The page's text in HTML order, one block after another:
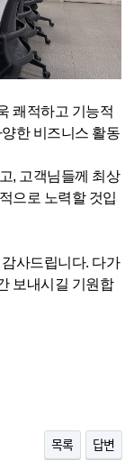
쾌적하고 기능적
한 비즈니스 활동
, 고객님들께 최상
으로 노력할 것입
사드립니다. 다가
보내시길 기원합
목록 답변